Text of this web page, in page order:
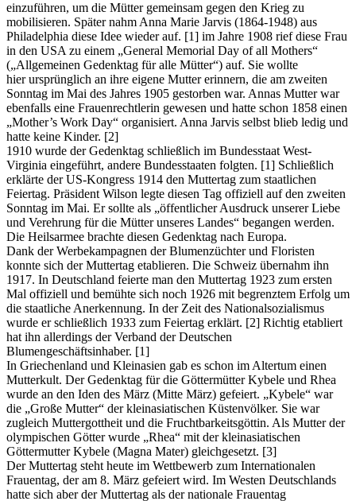
einzuführen, um die Mütter gemeinsam gegen den Krieg zu
mobilisieren. Später nahm Anna Marie Jarvis (1864-1948) aus
Philadelphia diese Idee wieder auf. [1] im Jahre 1908 rief diese Frau
in den USA zu einem „General Memorial Day of all Mothers“
(„Allgemeinen Gedenktag für alle Mütter“) auf. Sie wollte
hier ursprünglich an ihre eigene Mutter erinnern, die am zweiten
Sonntag im Mai des Jahres 1905 gestorben war. Annas Mutter war
ebenfalls eine Frauenrechtlerin gewesen und hatte schon 1858 einen
„Mother’s Work Day“ organisiert. Anna Jarvis selbst blieb ledig und
hatte keine Kinder. [2]
1910 wurde der Gedenktag schließlich im Bundesstaat West-
Virginia eingeführt, andere Bundesstaaten folgten. [1] Schließlich
erklärte der US-Kongress 1914 den Muttertag zum staatlichen
Feiertag. Präsident Wilson legte diesen Tag offiziell auf den zweiten
Sonntag im Mai. Er sollte als „öffentlicher Ausdruck unserer Liebe
und Verehrung für die Mütter unseres Landes“ begangen werden.
Die Heilsarmee brachte diesen Gedenktag nach Europa.
Dank der Werbekampagnen der Blumenzüchter und Floristen
konnte sich der Muttertag etablieren. Die Schweiz übernahm ihn
1917. In Deutschland feierte man den Muttertag 1923 zum ersten
Mal offiziell und bemühte sich noch 1926 mit begrenztem Erfolg um
die staatliche Anerkennung. In der Zeit des Nationalsozialismus
wurde er schließlich 1933 zum Feiertag erklärt. [2] Richtig etabliert
hat ihn allerdings der Verband der Deutschen
Blumengeschäftsinhaber. [1]
In Griechenland und Kleinasien gab es schon im Altertum einen
Mutterkult. Der Gedenktag für die Göttermütter Kybele und Rhea
wurde an den Iden des März (Mitte März) gefeiert. „Kybele“ war
die „Große Mutter“ der kleinasiatischen Küstenvölker. Sie war
zugleich Muttergottheit und die Fruchtbarkeitsgöttin. Als Mutter der
olympischen Götter wurde „Rhea“ mit der kleinasiatischen
Göttermutter Kybele (Magna Mater) gleichgesetzt. [3]
Der Muttertag steht heute im Wettbewerb zum Internationalen
Frauentag, der am 8. März gefeiert wird. Im Westen Deutschlands
hatte sich aber der Muttertag als der nationale Frauentag